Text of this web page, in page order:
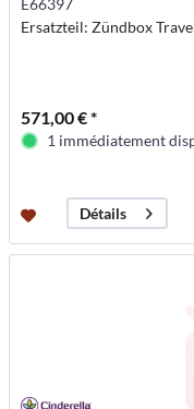
E66397
Ersatzteil: Zündbox
571,00 € *
1 immédiatement
Détails